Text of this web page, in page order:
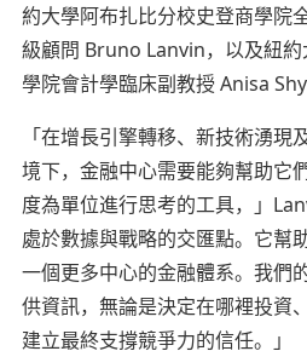
約大學阿布扎比分校史登商學院
級顧問 Bruno Lanvin，以及紐
學院會計學臨床副教授 Anisa
「在增長引擎轉移、新技術湧
境下，金融中心需要能夠幫助它
度為單位進行思考的工具，」
處於數據與戰略的交匯點。它幫
一個更多中心的金融體系。我們
供資訊，無論是決定在哪裡投資
建立最終支撐競爭力的信任。」